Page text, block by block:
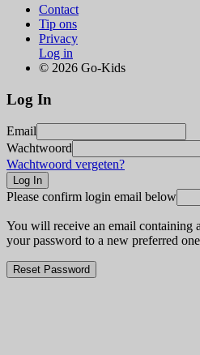
Contact
Tip ons
Privacy
Log in
© 2026 Go-Kids
Log In
Email
Wachtwoord
Wachtwoord vergeten?
Please confirm login email below
You will receive an email containing
your password to a new preferred